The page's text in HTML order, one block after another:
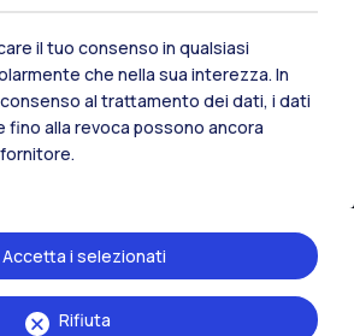
il tuo consenso in qualsiasi
che nella sua interezza. In
al trattamento dei dati, i dati
alla revoca possono ancora
Rifiuta
Accetta i selezionati